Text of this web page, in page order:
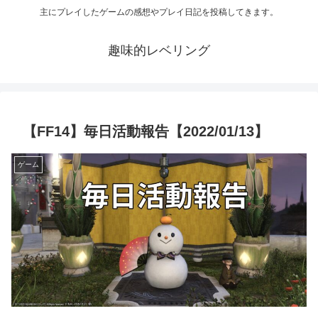
主にプレイしたゲームの感想やプレイ日記を投稿してきます。
趣味的レベリング
【FF14】毎日活動報告【2022/01/13】
ゲーム